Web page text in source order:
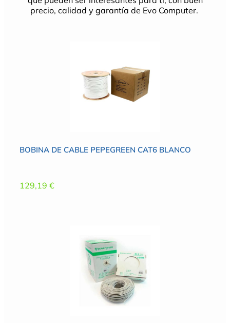
precio, calidad y garantía de Evo Computer.
BOBINA DE CABLE PEPEGREEN CAT6 BLANCO
129,19 €